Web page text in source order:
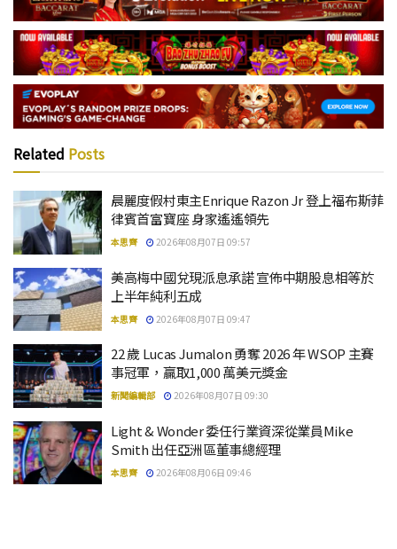
Related Posts
晨麗度假村東主Enrique Razon Jr 登上福布斯菲
律賓首富寶座 身家遙遙領先
本思齊 2026年08月07日 09:57
美高梅中國兌現派息承諾 宣佈中期股息相等於
上半年純利五成
本思齊 2026年08月07日 09:47
22 歲 Lucas Jumalon 勇奪 2026 年 WSOP 主賽
事冠軍，贏取1,000 萬美元獎金
新聞編輯部 2026年08月07日 09:30
Light & Wonder 委任行業資深從業員Mike
Smith 出任亞洲區董事總經理
本思齊 2026年08月06日 09:46